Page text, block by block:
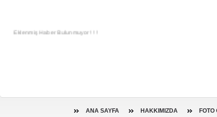
Eklenmiş Haber Bulunmuyor ! ! !
ANA SAYFA HAKKIMIZDA FOTO